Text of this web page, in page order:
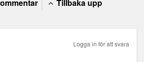
Tillbaka upp
Logga in för att svara